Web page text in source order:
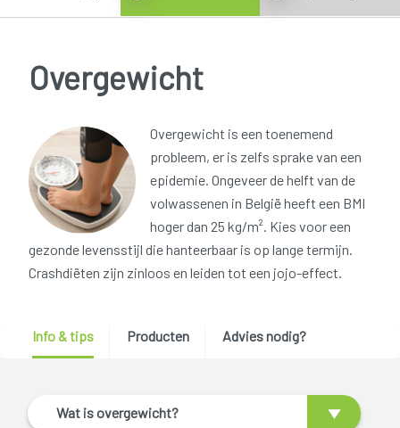
Overgewicht
Overgewicht is een toenemend
probleem, er is zelfs sprake van een
epidemie. Ongeveer de helft van de
volwassenen in België heeft een BMI
hoger dan 25 kg/m². Kies voor een
gezonde levensstijl die hanteerbaar is op lange termijn.
Crashdiëten zijn zinloos en leiden tot een jojo-effect.
Info & tips Producten Advies nodig?
Wat is overgewicht?